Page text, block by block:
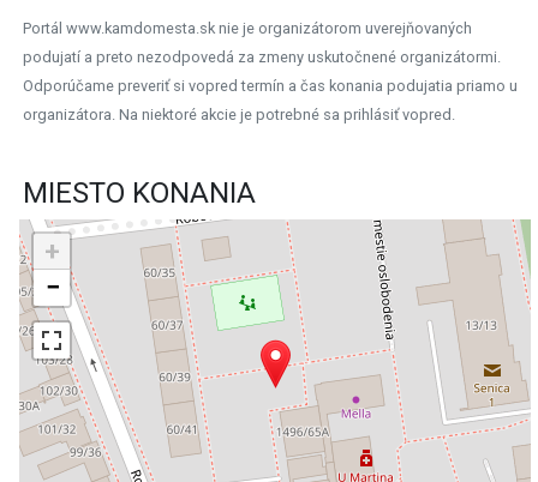
Portál www.kamdomesta.sk nie je organizátorom uverejňovaných
podujatí a preto nezodpovedá za zmeny uskutočnené organizátormi.
Odporúčame preveriť si vopred termín a čas konania podujatia priamo u
organizátora. Na niektoré akcie je potrebné sa prihlásiť vopred.
MIESTO KONANIA
+
−